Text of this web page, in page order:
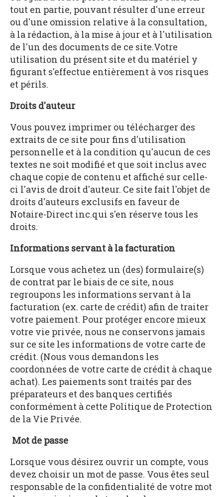
tout en partie, pouvant résulter d'une erreur
ou d'une omission relative à la consultation,
à la rédaction, à la mise à jour et à l'utilisation
de l'un des documents de ce site.Votre
utilisation du présent site et du matériel y
figurant s'effectue entièrement à vos risques
et périls.
Droits d'auteur
Vous pouvez imprimer ou télécharger des
extraits de ce site pour fins d'utilisation
personnelle et à la condition qu'aucun de ces
textes ne soit modifié et que soit inclus avec
chaque copie de contenu et affiché sur celle-
ci l'avis de droit d'auteur. Ce site fait l'objet de
droits d'auteurs exclusifs en faveur de
Notaire-Direct inc.qui s'en réserve tous les
droits.
Informations servant à la facturation
Lorsque vous achetez un (des) formulaire(s)
de contrat par le biais de ce site, nous
regroupons les informations servant à la
facturation (ex. carte de crédit) afin de traiter
votre paiement. Pour protéger encore mieux
votre vie privée, nous ne conservons jamais
sur ce site les informations de votre carte de
crédit. (Nous vous demandons les
coordonnées de votre carte de crédit à chaque
achat). Les paiements sont traités par des
préparateurs et des banques certifiés
conformément à cette Politique de Protection
de la Vie Privée.
Mot de passe
Lorsque vous désirez ouvrir un compte, vous
devez choisir un mot de passe. Vous êtes seul
responsable de la confidentialité de votre mot